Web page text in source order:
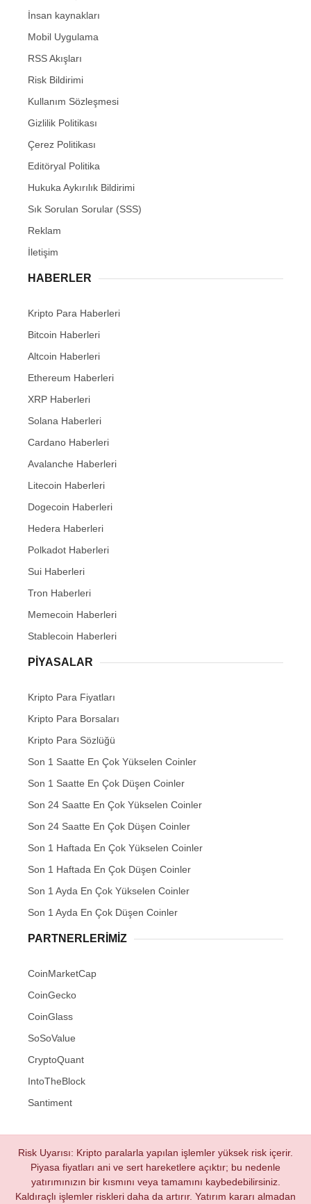
İnsan kaynakları
Mobil Uygulama
RSS Akışları
Risk Bildirimi
Kullanım Sözleşmesi
Gizlilik Politikası
Çerez Politikası
Editöryal Politika
Hukuka Aykırılık Bildirimi
Sık Sorulan Sorular (SSS)
Reklam
İletişim
HABERLER
Kripto Para Haberleri
Bitcoin Haberleri
Altcoin Haberleri
Ethereum Haberleri
XRP Haberleri
Solana Haberleri
Cardano Haberleri
Avalanche Haberleri
Litecoin Haberleri
Dogecoin Haberleri
Hedera Haberleri
Polkadot Haberleri
Sui Haberleri
Tron Haberleri
Memecoin Haberleri
Stablecoin Haberleri
PIYASALAR
Kripto Para Fiyatları
Kripto Para Borsaları
Kripto Para Sözlüğü
Son 1 Saatte En Çok Yükselen Coinler
Son 1 Saatte En Çok Düşen Coinler
Son 24 Saatte En Çok Yükselen Coinler
Son 24 Saatte En Çok Düşen Coinler
Son 1 Haftada En Çok Yükselen Coinler
Son 1 Haftada En Çok Düşen Coinler
Son 1 Ayda En Çok Yükselen Coinler
Son 1 Ayda En Çok Düşen Coinler
PARTNERLERIMIZ
CoinMarketCap
CoinGecko
CoinGlass
SoSoValue
CryptoQuant
IntoTheBlock
Santiment
Risk Uyarısı: Kripto paralarla yapılan işlemler yüksek risk içerir.
Piyasa fiyatları ani ve sert hareketlere açıktır; bu nedenle
yatırımınızın bir kısmını veya tamamını kaybedebilirsiniz.
Kaldıraçlı işlemler riskleri daha da artırır. Yatırım kararı almadan